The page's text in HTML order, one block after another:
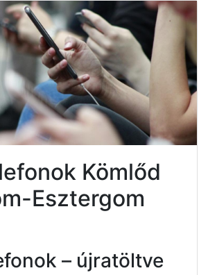
Kömlőd
Esztergom
– újratöltve